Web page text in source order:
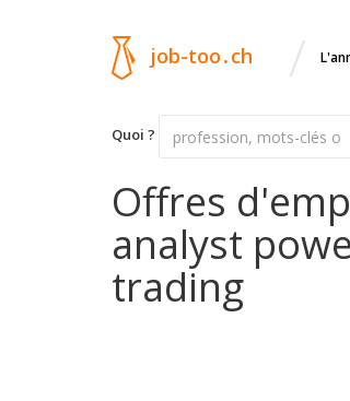
job-too.ch /
Quoi ?
Offres
analyst
trading